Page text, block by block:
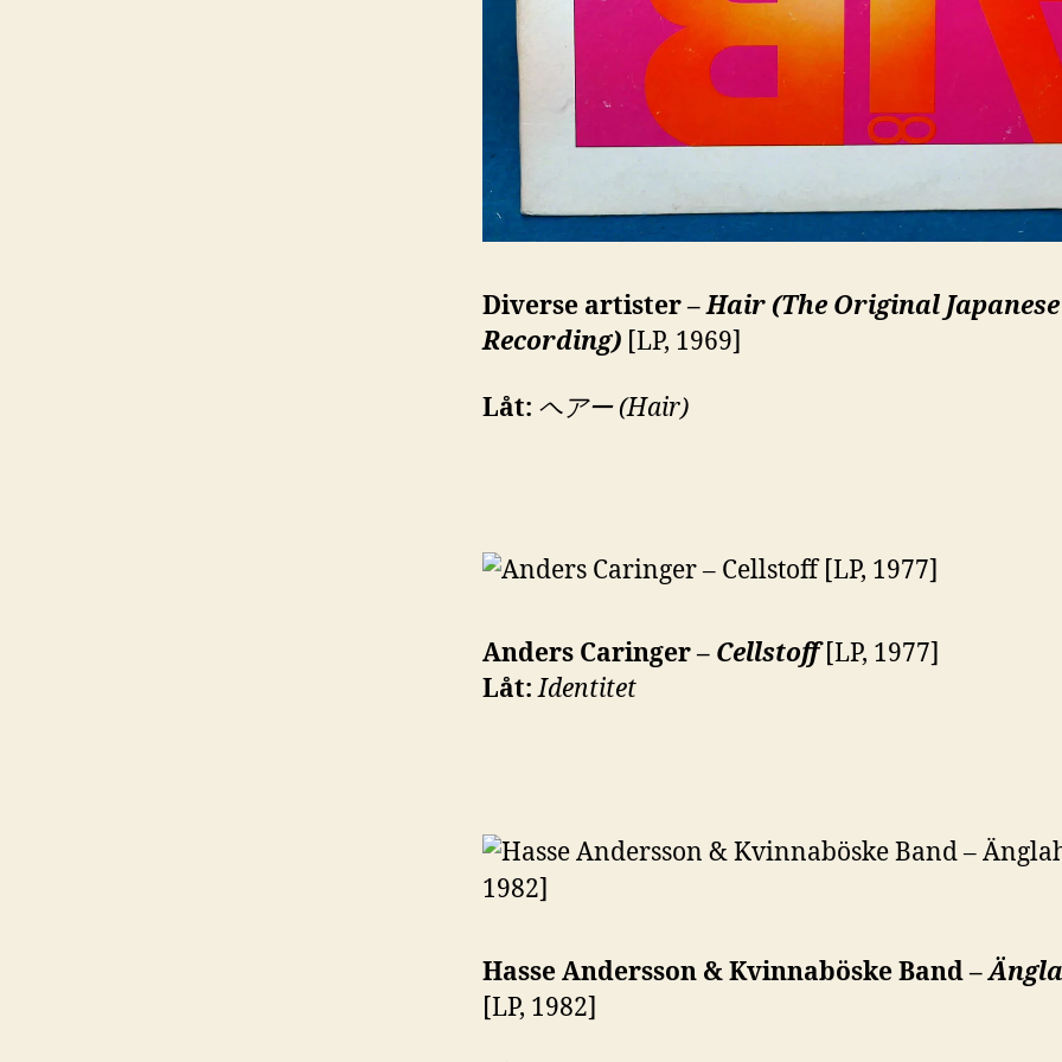
Diverse artister –Hair (The Original
Recording) [LP, 1969]
Låt: ヘアー (Hair)
Anders Caringer – Cellstoff[LP, 1977]
Låt:Identitet
Hasse Andersson & Kvinnaböske Band–
[LP, 1982]